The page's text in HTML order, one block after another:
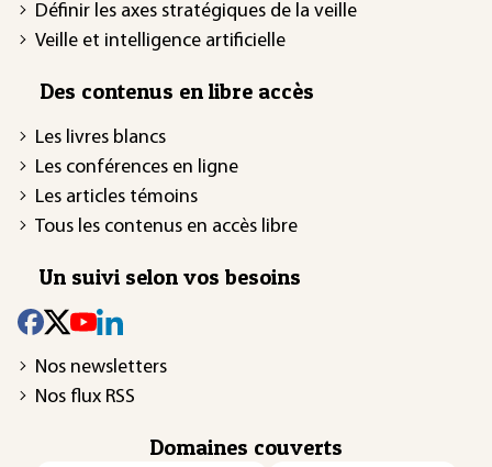
Définir les axes stratégiques de la veille
Veille et intelligence artificielle
Des contenus en libre accès
Les livres blancs
Les conférences en ligne
Les articles témoins
Tous les contenus en accès libre
Un suivi selon vos besoins
Nos newsletters
Nos flux RSS
Domaines couverts